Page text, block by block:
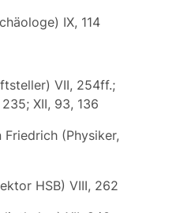
IX, 114
VII, 254ff.;
XII, 93, 136
Friedrich (Physiker,
HSB) VIII, 262